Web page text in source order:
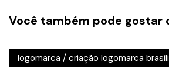
Você também pode gostar
publicidade em brasilia/Branding/
logomarca / criação logomarca